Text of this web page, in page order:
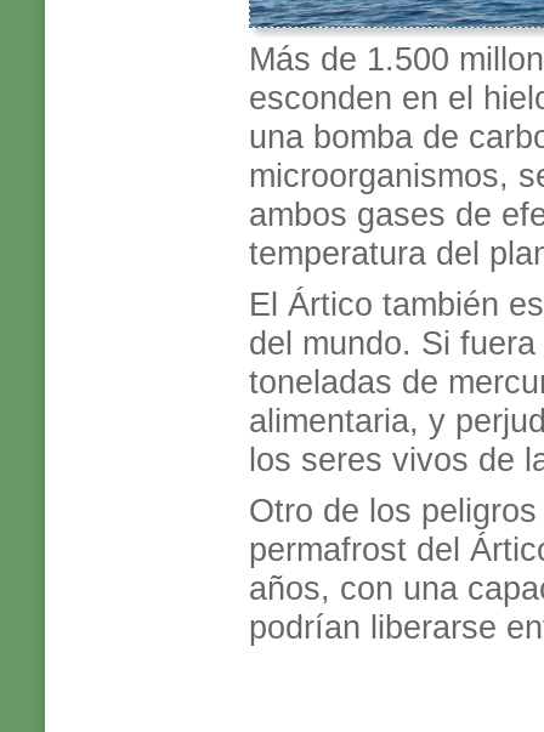
Más de 1.500
esconden en el
una bomba de
microorganismos,
ambos gases de
temperatura del
El Ártico también
del mundo. Si
toneladas de
alimentaria, y
los seres vivos de
Otro de los
permafrost del
años, con una
podrían liberarse